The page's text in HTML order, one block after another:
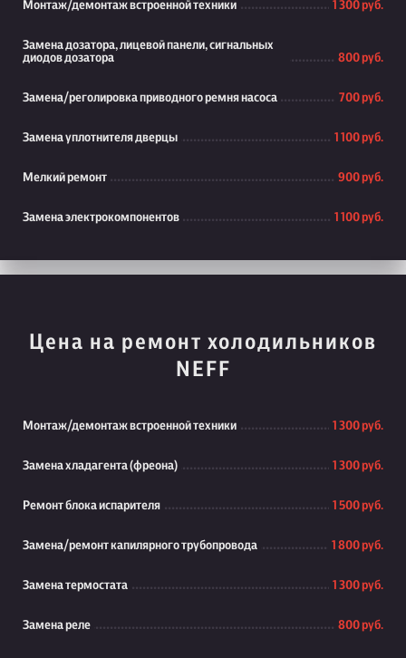
Монтаж/демонтаж встроенной техники 1 300 руб.
Замена дозатора, лицевой панели, сигнальных
диодов дозатора
800 руб.
Замена/реголировка приводного ремня насоса 700 руб.
Замена уплотнителя дверцы 1 100 руб.
Мелкий ремонт 900 руб.
Замена электрокомпонентов 1 100 руб.
Цена на ремонт холодильников
NEFF
Монтаж/демонтаж встроенной техники 1 300 руб.
Замена хладагента (фреона) 1 300 руб.
Ремонт блока испарителя 1 500 руб.
Замена/ремонт капилярного трубопровода 1 800 руб.
Замена термостата 1 300 руб.
Замена реле 800 руб.